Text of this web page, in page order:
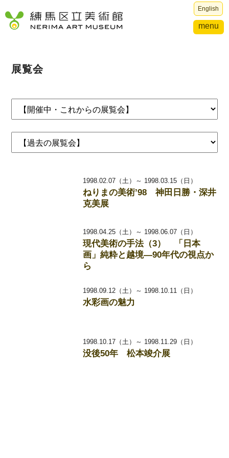
English
menu
展覧会
1998.02.07（土）～ 1998.03.15（日）
ねりまの美術’98 神田日勝・深井
克美展
1998.04.25（土）～ 1998.06.07（日）
現代美術の手法（3） 「日本
画」純粋と越境―90年代の視点か
ら
1998.09.12（土）～ 1998.10.11（日）
水彩画の魅力
1998.10.17（土）～ 1998.11.29（日）
没後50年 松本竣介展